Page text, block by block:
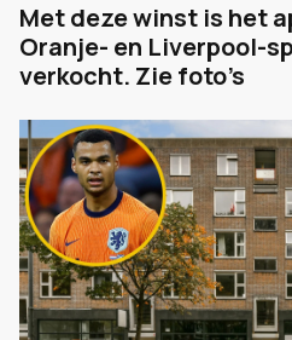
Met deze winst is het
Oranje- en Liverpool-
verkocht. Zie foto’s